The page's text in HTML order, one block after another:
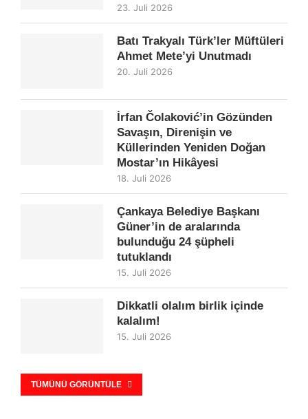
23. Juli 2026
Batı Trakyalı Türk’ler Müftüleri
Ahmet Mete’yi Unutmadı
20. Juli 2026
İrfan Čolaković’in Gözünden
Savaşın, Direnişin ve
Küllerinden Yeniden Doğan
Mostar’ın Hikâyesi
18. Juli 2026
Çankaya Belediye Başkanı
Güner’in de aralarında
bulunduğu 24 şüpheli
tutuklandı
15. Juli 2026
Dikkatli olalım birlik içinde
kalalım!
15. Juli 2026
TÜMÜNÜ GÖRÜNTÜLE